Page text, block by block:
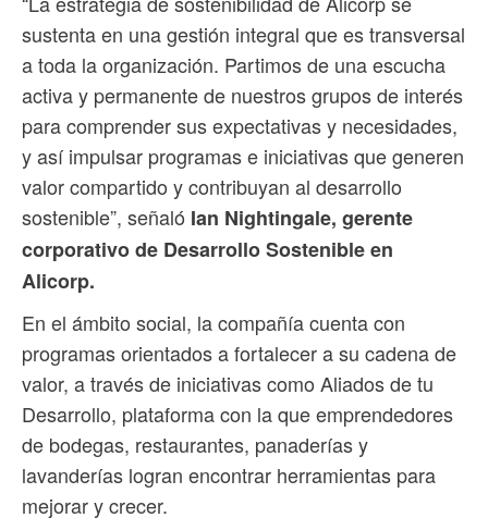
sustenta en una gestión integral que es transversal
a toda la organización. Partimos de una escucha
activa y permanente de nuestros grupos de interés
para comprender sus expectativas y necesidades,
y así impulsar programas e iniciativas que generen
valor compartido y contribuyan al desarrollo
sostenible”, señaló Ian Nightingale, gerente
corporativo de Desarrollo Sostenible en
Alicorp.
En el ámbito social, la compañía cuenta con
programas orientados a fortalecer a su cadena de
valor, a través de iniciativas como Aliados de tu
Desarrollo, plataforma con la que emprendedores
de bodegas, restaurantes, panaderías y
lavanderías logran encontrar herramientas para
mejorar y crecer.